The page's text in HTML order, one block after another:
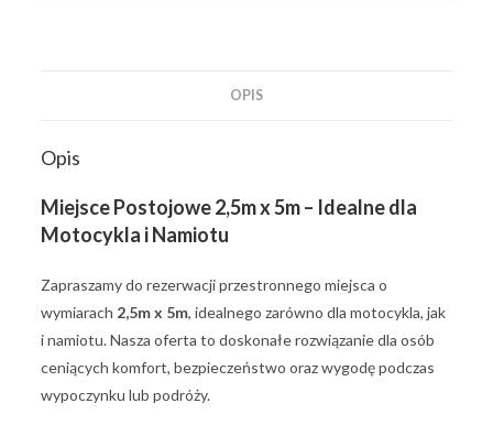
OPIS
Opis
Miejsce Postojowe 2,5m x 5m – Idealne dla
Motocykla i Namiotu
Zapraszamy do rezerwacji przestronnego miejsca o
wymiarach 2,5m x 5m, idealnego zarówno dla motocykla, jak
i namiotu. Nasza oferta to doskonałe rozwiązanie dla osób
ceniących komfort, bezpieczeństwo oraz wygodę podczas
wypoczynku lub podróży.